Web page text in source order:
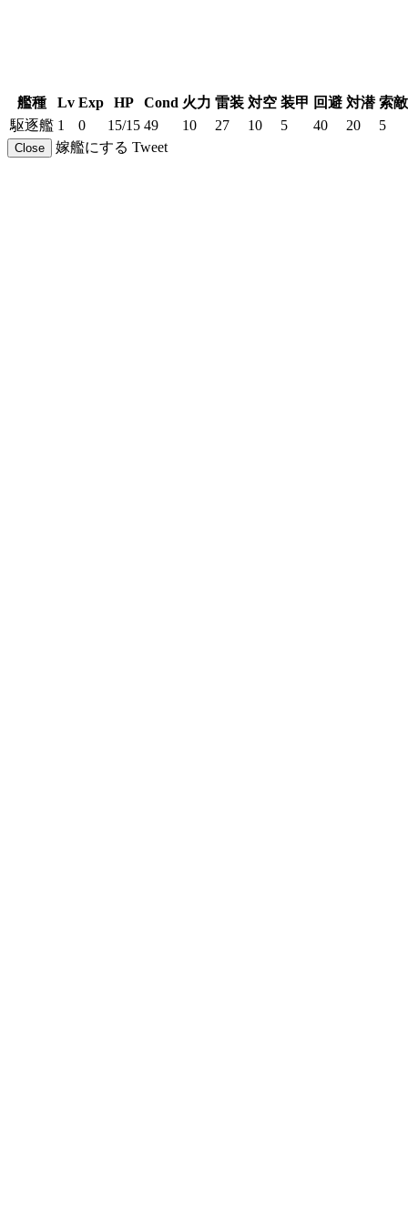
艦種 Lv Exp HP Cond 火力 雷装 対空 装甲 回避 対潜 索敵
駆逐艦 1 0 15/15 49 10 27 10 5 40 20 5
Close 嫁艦にする Tweet